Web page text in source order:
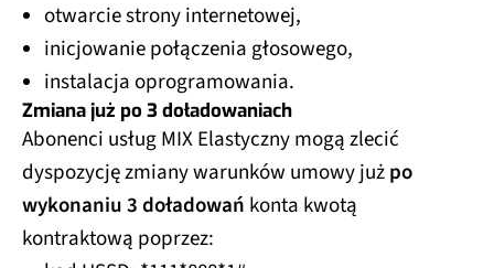
otwarcie strony internetowej,
inicjowanie połączenia głosowego,
instalacja oprogramowania.
Zmiana już po 3 doładowaniach
Abonenci usług MIX Elastyczny mogą zlecić
dyspozycję zmiany warunków umowy jużpo
wykonaniu 3 doładowań konta kwotą
kontraktową poprzez: